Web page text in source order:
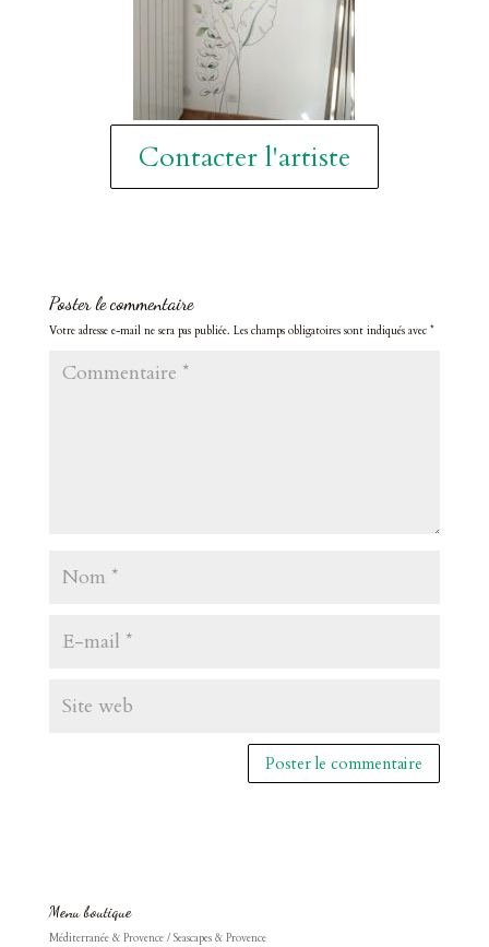
Contacter l'artiste
Poster le commentaire
Votre adresse e-mail ne sera pas publiée. Les champs obligatoires sont indiqués avec *
Menu boutique
Méditerranée & Provence / Seascapes & Provence